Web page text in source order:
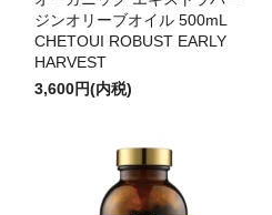
ジンオリーブオイル 500mL
CHETOUI ROBUST EARLY
HARVEST
3,600円(内税)